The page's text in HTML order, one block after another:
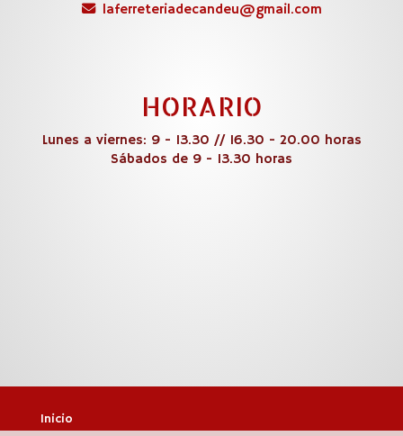
laferreteriadecandeu
gmail.com
HORARIO
Lunes a viernes: 9 - 13.30 // 16.30 - 20.00 horas
Sábados de 9 - 13.30 horas
Inicio